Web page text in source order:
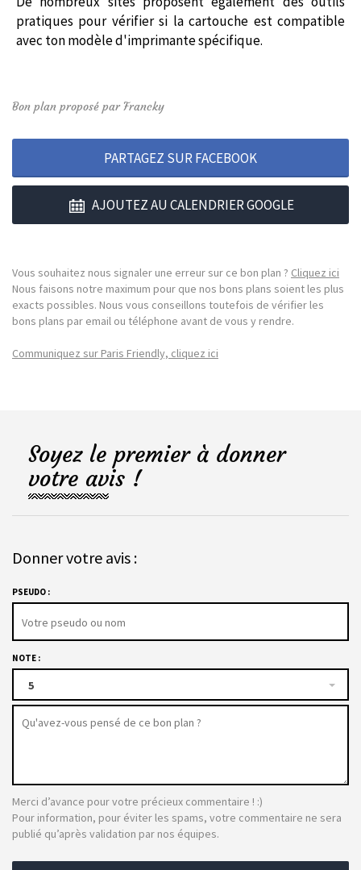
pratiques pour vérifier si la cartouche est compatible
avec ton modèle d'imprimante spécifique.
Bon plan proposé par Francky
PARTAGEZ SUR FACEBOOK
AJOUTEZ AU CALENDRIER GOOGLE
Vous souhaitez nous signaler une erreur sur ce bon plan ? Cliquez ici
Nous faisons notre maximum pour que nos bons plans soient les plus
exacts possibles. Nous vous conseillons toutefois de vérifier les
bons plans par email ou téléphone avant de vous y rendre.
Communiquez sur Paris Friendly, cliquez ici
Soyez le premier à donner
votre avis !
Donner votre avis :
PSEUDO :
NOTE :
5
Merci d’avance pour votre précieux commentaire ! :)
Pour information, pour éviter les spams, votre commentaire ne sera
publié qu’après validation par nos équipes.